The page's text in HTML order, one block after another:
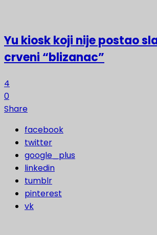
Yu kiosk koji nije postao
crveni “blizanac”
4
0
Share
facebook
twitter
google_plus
linkedin
tumblr
pinterest
vk